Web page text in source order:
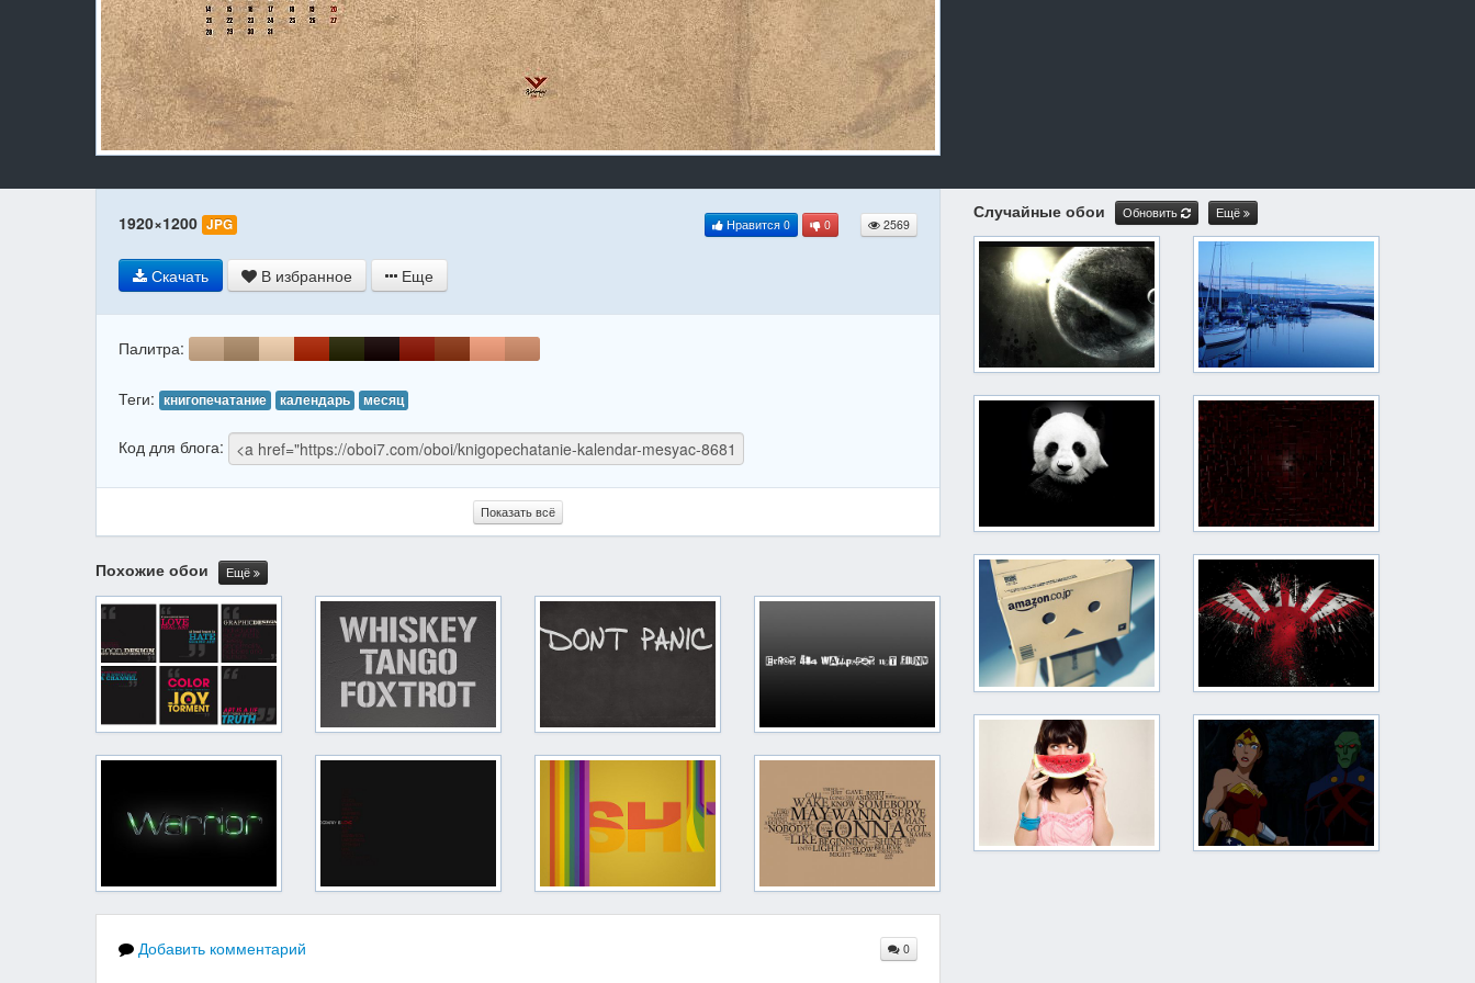
1920×1200 JPG Нравится 0 0 2569
Скачать В избранное Еще
Палитра:
Теги: книгопечатание календарь месяц
Код для блога:
Показать всё
Похожие обои Ещё
Добавить комментарий 0
Случайные обои Обновить Ещё